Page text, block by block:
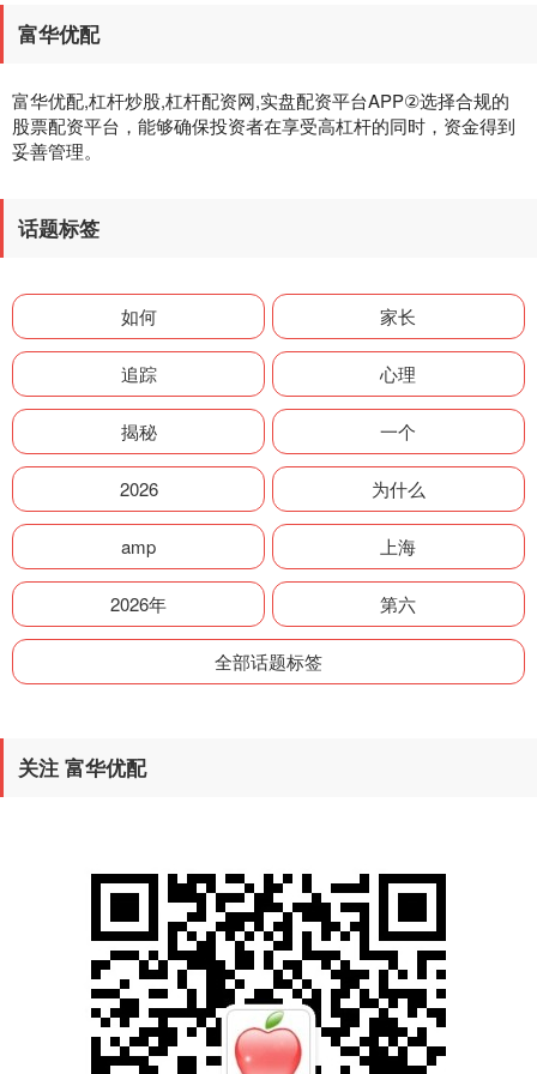
富华优配
富华优配,杠杆炒股,杠杆配资网,实盘配资平台APP②选择合规的
股票配资平台，能够确保投资者在享受高杠杆的同时，资金得到
妥善管理。
话题标签
如何 家长
追踪 心理
揭秘 一个
2026 为什么
amp 上海
2026年 第六
全部话题标签
关注 富华优配